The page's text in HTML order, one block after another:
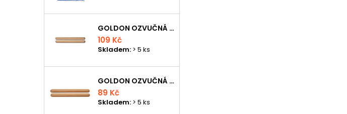
GOLDON OZVUČNÁ DŘÍVKA 18 X 200MM
109 Kč
Skladem: > 5 ks
GOLDON OZVUČNÁ DŘÍVKA 15 X 150MM
89 Kč
Skladem: > 5 ks